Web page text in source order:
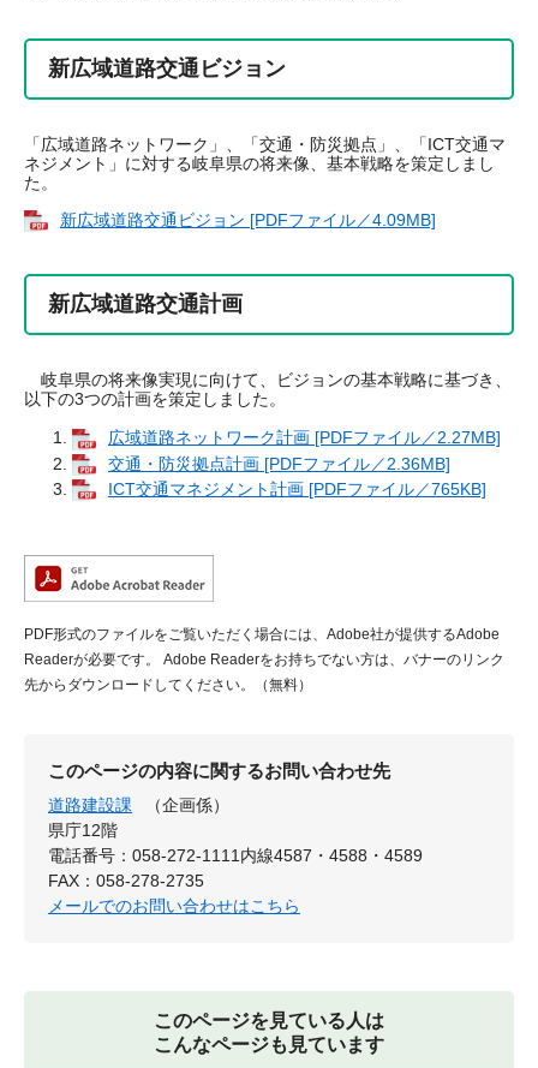
新広域道路交通ビジョン
「広域道路ネットワーク」、「交通・防災拠点」、「ICT交通マ
ネジメント」に対する岐阜県の将来像、基本戦略を策定しまし
た。
新広域道路交通ビジョン [PDFファイル／4.09MB]
新広域道路交通計画
岐阜県の将来像実現に向けて、ビジョンの基本戦略に基づき、
以下の3つの計画を策定しました。
広域道路ネットワーク計画 [PDFファイル／2.27MB]
交通・防災拠点計画 [PDFファイル／2.36MB]
ICT交通マネジメント計画 [PDFファイル／765KB]
PDF形式のファイルをご覧いただく場合には、Adobe社が提供するAdobe
Readerが必要です。
Adobe Readerをお持ちでない方は、バナーのリンク
先からダウンロードしてください。（無料）
このページの内容に関するお問い合わせ先
道路建設課
（企画係）
県庁12階
電話番号：058-272-1111内線4587・4588・4589
FAX：058-278-2735
メールでのお問い合わせはこちら
このページを見ている人は
こんなページも見ています